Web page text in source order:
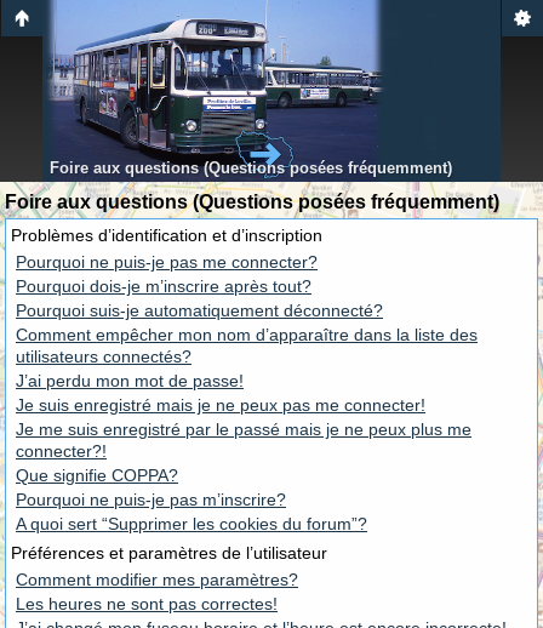
Foire aux questions (Questions posées fréquemment)
Foire aux questions (Questions posées fréquemment)
Problèmes d’identification et d’inscription
Pourquoi ne puis-je pas me connecter?
Pourquoi dois-je m’inscrire après tout?
Pourquoi suis-je automatiquement déconnecté?
Comment empêcher mon nom d’apparaître dans la liste des
utilisateurs connectés?
J’ai perdu mon mot de passe!
Je suis enregistré mais je ne peux pas me connecter!
Je me suis enregistré par le passé mais je ne peux plus me
connecter?!
Que signifie COPPA?
Pourquoi ne puis-je pas m’inscrire?
A quoi sert “Supprimer les cookies du forum”?
Préférences et paramètres de l’utilisateur
Comment modifier mes paramètres?
Les heures ne sont pas correctes!